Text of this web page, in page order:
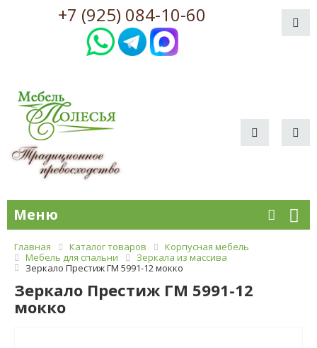
+7 (925) 084-10-60
Меню
Главная Каталог товаров
Корпусная мебель
Мебель для спальни
Зеркала из массива
Зеркало Престиж ГМ 5991-12 мокко
Зеркало Престиж ГМ 5991-12
мокко